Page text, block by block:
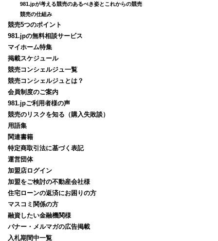
981.jpが考える競売のあるべき姿とこれからの競売
競売の仕組み
競売5つのポイント
981.jpの無料相談サービス
マイホーム特集
掲載スケジュール
競売コンシェルジュ一覧
競売コンシェルジュとは？
会員制度のご案内
981.jpご利用者様の声
競売のリスクを知る（購入失敗談）
用語集
関連書籍
特定商取引法に基づく表記
運営団体
加盟店ログイン
加盟をご検討の不動産会社様
住宅ローンの返済にお困りの方
マスコミ関係の方
融資したい金融機関様
バナー・メルマガの広告掲載
入札期間中一覧